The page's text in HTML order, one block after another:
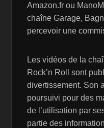
Amazon.fr ou
chaîne Garage,
percevoir une
Les vidéos de la
Rock’n Roll sont
divertissement. Son
poursuivi pour des
de l’utilisation par
partie des